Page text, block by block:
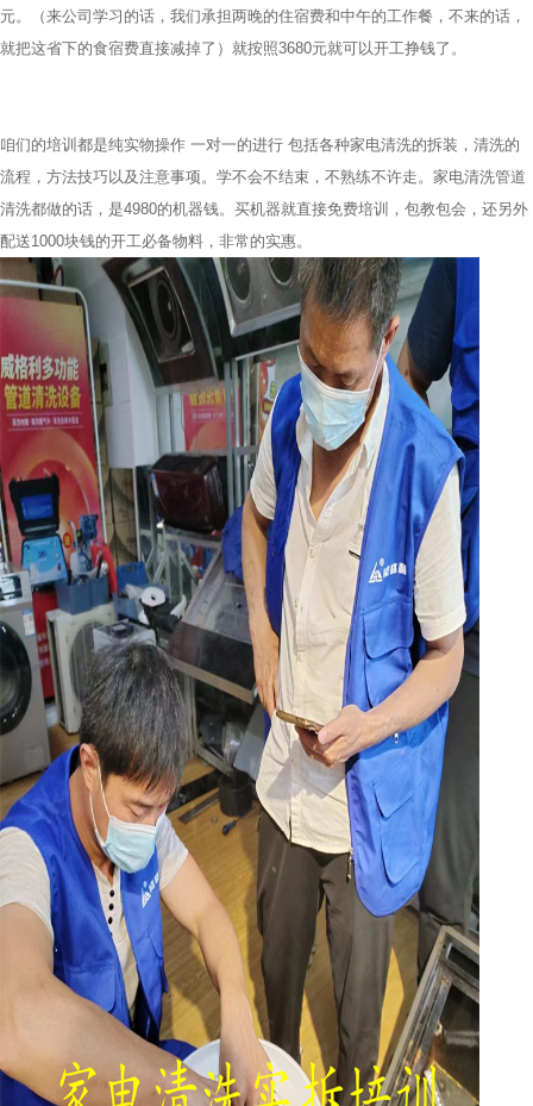
元。（来公司学习的话，我们承担两晚的住宿费和中午的工作餐，不来的话，
就把这省下的食宿费直接减掉了）就按照3680元就可以开工挣钱了。
咱们的培训都是纯实物操作 一对一的进行 包括各种家电清洗的拆装，清洗的
流程，方法技巧以及注意事项。学不会不结束，不熟练不许走。家电清洗管道
清洗都做的话，是4980的机器钱。买机器就直接免费培训，包教包会，还另外
配送1000块钱的开工必备物料，非常的实惠。